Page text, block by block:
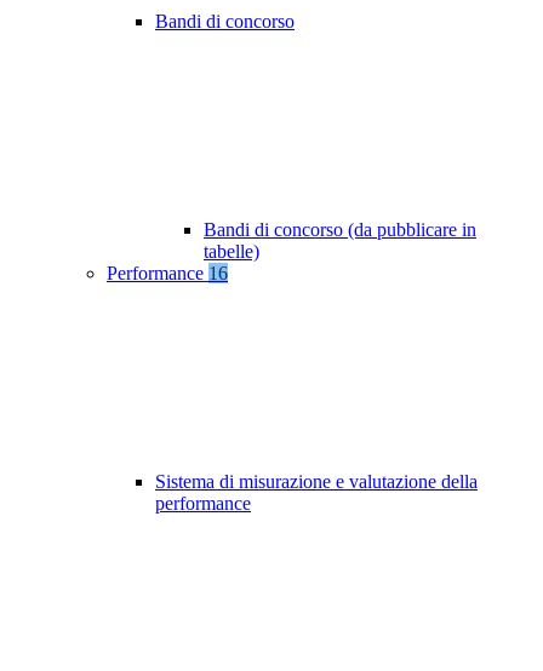
Bandi di concorso
Bandi di concorso (da pubblicare in
tabelle)
Performance 16
Sistema di misurazione e valutazione della
performance